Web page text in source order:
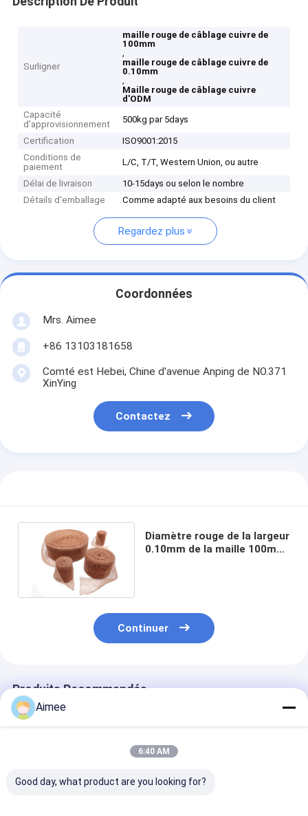
Surligner
maille rouge de câblage cuivre de
100mm
,
maille rouge de câblage cuivre de
0.10mm
,
Maille rouge de câblage cuivre
d'ODM
Capacité
d'approvisionnement
500kg par 5days
Certification
ISO9001:2015
Conditions de
paiement
L/C, T/T, Western Union, ou autre
Délai de livraison
10-15days ou selon le nombre
Détails d'emballage
Comme adapté aux besoins du client
Regardez plus
Coordonnées
Mrs. Aimee
+86 13103181658
Comté est Hebei, Chine d'avenue Anping de NO.371
XinYing
Contactez
Diamètre rouge de la largeur
0.10mm de la maille 100mm
Continuer
Produits Recommandés
Aimee
6:40 AM
Good day, what product are you looking for?